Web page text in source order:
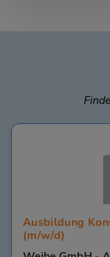
Ausbildung
(m/w/d)